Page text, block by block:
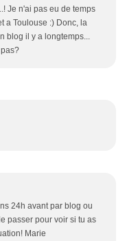
Je n'ai pas eu de temps
a Toulouse :) Donc, la
blog il y a longtemps...
24h avant par blog ou
passer pour voir si tu as
Marie